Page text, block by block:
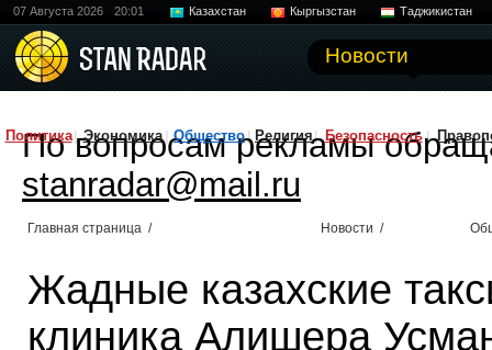
07 Августа 2026 20:01 Казахстан Кыргызстан Таджикистан
Новости
Политика Экономика Общество Религия Безопасность
По вопросам рекламы
stanradar@mail.ru
Главная страница / Новости /
Жадные казахские
клиника Алишера